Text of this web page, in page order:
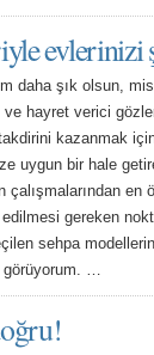
evlerinizi
daha şık olsun,
hayret verici
kazanmak
uygun bir hale
çalışmalarından
gereken
sehpa
görüyorum. …